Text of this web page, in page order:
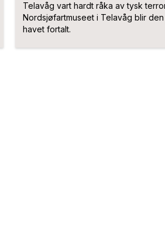
Telavåg vart hardt råka av tysk
Nordsjøfartmuseet i Telavåg blir
havet fortalt.